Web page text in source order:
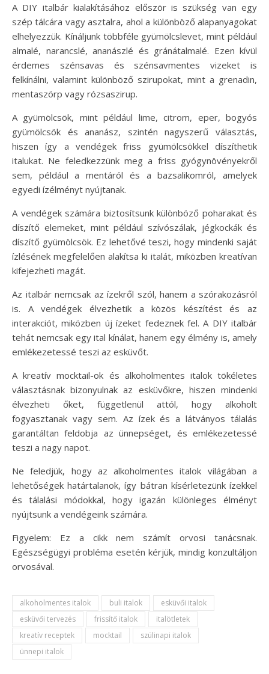
A DIY italbár kialakításához először is szükség van egy
szép tálcára vagy asztalra, ahol a különböző alapanyagokat
elhelyezzük. Kínáljunk többféle gyümölcslevet, mint például
almalé, narancslé, ananászlé és gránátalmalé. Ezen kívül
érdemes szénsavas és szénsavmentes vizeket is
felkínálni, valamint különböző szirupokat, mint a grenadin,
mentaszörp vagy rózsaszirup.
A gyümölcsök, mint például lime, citrom, eper, bogyós
gyümölcsök és ananász, szintén nagyszerű választás,
hiszen így a vendégek friss gyümölcsökkel díszíthetik
italukat. Ne feledkezzünk meg a friss gyógynövényekről
sem, például a mentáról és a bazsalikomról, amelyek
egyedi ízélményt nyújtanak.
A vendégek számára biztosítsunk különböző poharakat és
díszítő elemeket, mint például szívószálak, jégkockák és
díszítő gyümölcsök. Ez lehetővé teszi, hogy mindenki saját
ízlésének megfelelően alakítsa ki italát, miközben kreatívan
kifejezheti magát.
Az italbár nemcsak az ízekről szól, hanem a szórakozásról
is. A vendégek élvezhetik a közös készítést és az
interakciót, miközben új ízeket fedeznek fel. A DIY italbár
tehát nemcsak egy ital kínálat, hanem egy élmény is, amely
emlékezetessé teszi az esküvőt.
A kreatív mocktail-ok és alkoholmentes italok tökéletes
választásnak bizonyulnak az esküvőkre, hiszen mindenki
élvezheti őket, függetlenül attól, hogy alkoholt
fogyasztanak vagy sem. Az ízek és a látványos tálalás
garantáltan feldobja az ünnepséget, és emlékezetessé
teszi a nagy napot.
Ne feledjük, hogy az alkoholmentes italok világában a
lehetőségek határtalanok, így bátran kísérletezünk ízekkel
és tálalási módokkal, hogy igazán különleges élményt
nyújtsunk a vendégeink számára.
Figyelem: Ez a cikk nem számít orvosi tanácsnak.
Egészségügyi probléma esetén kérjük, mindig konzultáljon
orvosával.
alkoholmentes italok buli italok
esküvői italok
esküvői tervezés
frissítő italok
italötletek
kreatív receptek
mocktail
szülinapi italok
ünnepi italok